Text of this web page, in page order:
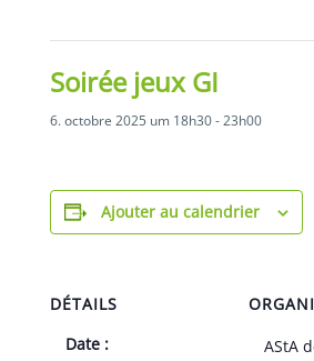
Soirée jeux GI
6. octobre 2025 um 18h30-23h00
Ajouter au calendrier
DÉTAILS
Date :
AStA